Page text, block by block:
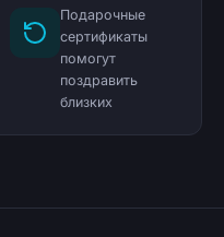
Подарочные
сертификаты
помогут
поздравить
близких